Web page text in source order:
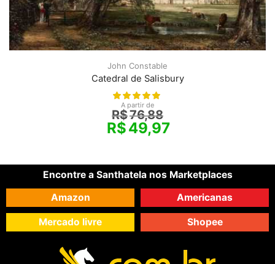
John Constable
Catedral de Salisbury
A partir de
R$76,88
R$49,97
Encontre a Santhatela nos Marketplaces
Amazon
Americanas
Mercado livre Shopee